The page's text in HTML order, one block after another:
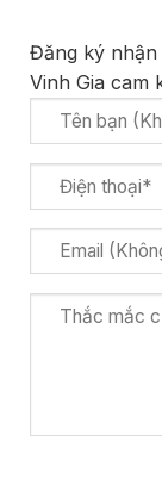
Đăng ký
Vinh Gia cam